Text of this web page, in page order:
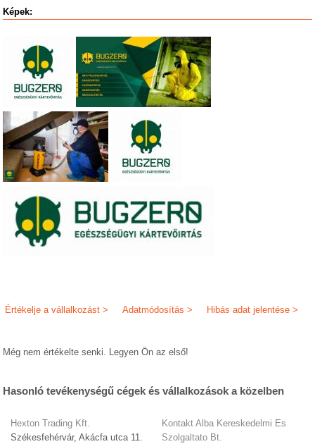
Képek:
Hibás adat jelentése >
Adatmódosítás >
Értékelje a vállalkozást >
Még nem értékelte senki. Legyen Ön az első!
Hasonló tevékenységű cégek és vállalkozások a közelben
Hexton Trading Kft.
Székesfehérvár, Akácfa utca 11.
Kontakt Alba Kereskedelmi Es
Szolgaltato Bt.